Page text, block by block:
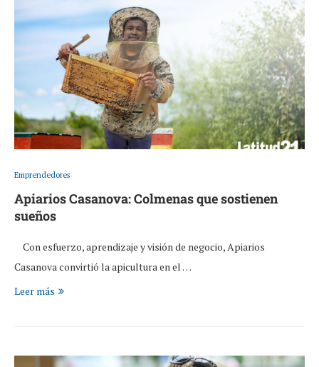
Emprendedores
Apiarios Casanova: Colmenas que sostienen
sueños
Con esfuerzo, aprendizaje y visión de negocio, Apiarios
Casanova convirtió la apicultura en el …
Leer más